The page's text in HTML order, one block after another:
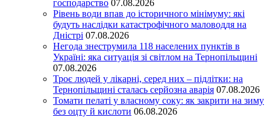
господарство 07.08.2026
Рівень води впав до історичного мінімуму: які
будуть наслідки катастрофічного маловоддя на
Дністрі 07.08.2026
Негода знеструмила 118 населених пунктів в
Україні: яка ситуація зі світлом на Тернопільщині
07.08.2026
Троє людей у лікарні, серед них – підлітки: на
Тернопільщині сталась серйозна аварія 07.08.2026
Томати пелаті у власному соку: як закрити на зиму
без оцту й кислоти 06.08.2026